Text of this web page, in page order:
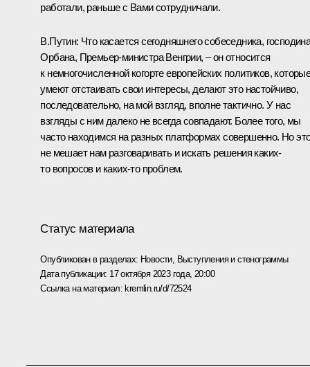
работали, раньше с Вами сотрудничали.
В.Путин: Что касается сегодняшнего собеседника,
Орбана, Премьер-министра Венгрии, – он относится
к немногочисленной когорте европейских политиков,
умеют отстаивать свои интересы, делают это настойчиво,
последовательно, на мой взгляд, вполне тактично. У нас
взгляды с ним далеко не всегда совпадают. Более того, мы
часто находимся на разных платформах совершенно. Но
не мешает нам разговаривать и искать решения каких-
то вопросов и каких-то проблем.
Статус материала
Опубликован в разделах: Новости, Выступления и стенограммы
Дата публикации: 17 октября 2023 года, 20:00
Ссылка на материал: kremlin.ru/d/72524